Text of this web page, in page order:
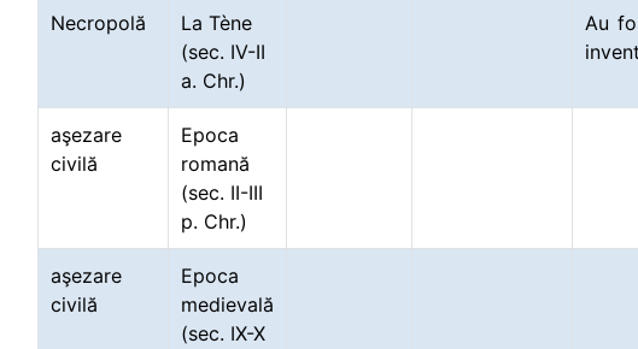
Necropolă
La Tène
(sec. IV-II
a. Chr.)
Au
aşezare
civilă
Epoca
romană
(sec. II-III
p. Chr.)
aşezare
civilă
Epoca
medievală
(sec. IX-X